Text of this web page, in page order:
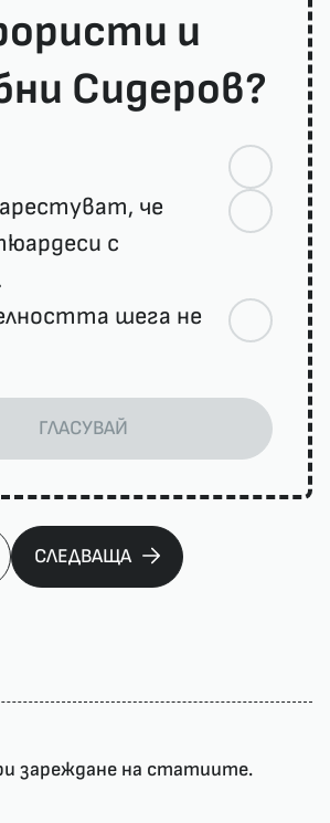
и
Сидеров?
че
с
шега не
ГЛАСУВАЙ
СЛЕДВАЩА
зареждане на статиите.